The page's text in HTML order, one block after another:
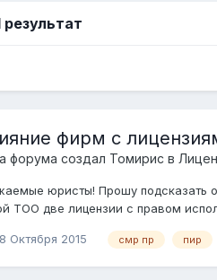
фирм с
форума создал Томирис в
юристы! Прошу подсказать
ТОО две лицензии с правом
Октября 2015 смр пр пир